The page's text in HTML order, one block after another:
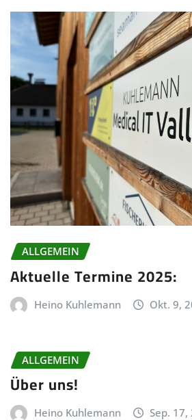
ALLGEMEIN
Aktuelle Termine 2025:
Heino Kuhlemann Okt. 9,
ALLGEMEIN
Über uns!
Heino Kuhlemann Sep. 17,